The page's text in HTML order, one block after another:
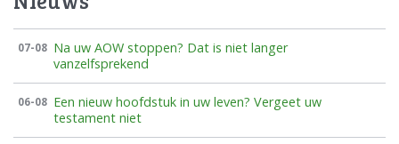
07-08 Na uw AOW stoppen? Dat is niet langer
vanzelfsprekend
06-08 Een nieuw hoofdstuk in uw leven? Vergeet uw
testament niet